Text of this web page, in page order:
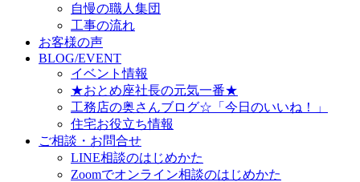
自慢の職人集団
工事の流れ
お客様の声
BLOG/EVENT
イベント情報
★おとめ座社長の元気一番★
工務店の奥さんブログ☆「今日のいいね！」
住宅お役立ち情報
ご相談・お問合せ
LINE相談のはじめかた
Zoomでオンライン相談のはじめかた